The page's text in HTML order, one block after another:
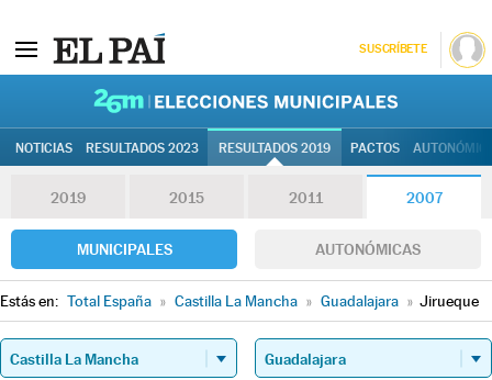
SUSCRÍBETE
NOTICIAS RESULTADOS 2023 RESULTADOS 2019 PACTOS
2019 2015 2011 2007
MUNICIPALES AUTONÓMICAS
Estás en: Total España » Castilla La Mancha » Guadalajara » Jirueque